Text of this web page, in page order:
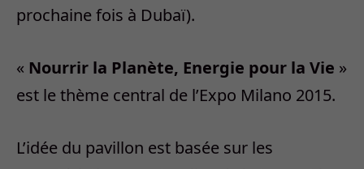
prochaine fois à Dubaï).
« Nourrir la Planète, Energie pour la Vie »
est le thème central de l’Expo Milano 2015.
L’idée du pavillon est basée sur les